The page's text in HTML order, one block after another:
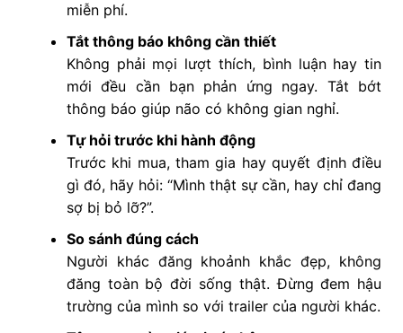
miễn phí.
Tắt thông báo không cần thiết
Không phải mọi lượt thích, bình luận hay tin
mới đều cần bạn phản ứng ngay. Tắt bớt
thông báo giúp não có không gian nghỉ.
Tự hỏi trước khi hành động
Trước khi mua, tham gia hay quyết định điều
gì đó, hãy hỏi: “Mình thật sự cần, hay chỉ đang
sợ bị bỏ lỡ?”.
So sánh đúng cách
Người khác đăng khoảnh khắc đẹp, không
đăng toàn bộ đời sống thật. Đừng đem hậu
trường của mình so với trailer của người khác.